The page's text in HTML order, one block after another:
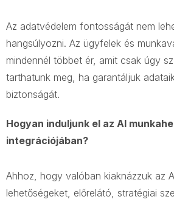
Az adatvédelem fontosságát nem
hangsúlyozni. Az ügyfelek és
mindennél többet ér, amit csak úgy
tarthatunk meg, ha garantáljuk
biztonságát.
Hogyan induljunk el az AI
integrációjában?
Ahhoz, hogy valóban kiaknázzuk az
lehetőségeket, előrelátó, stratégiai